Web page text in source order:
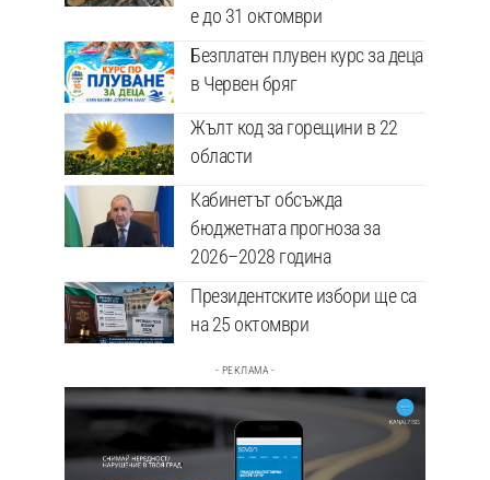
е до 31 октомври
Безплатен плувен курс за деца
в Червен бряг
Жълт код за горещини в 22
области
Кабинетът обсъжда
бюджетната прогноза за
2026–2028 година
Президентските избори ще са
на 25 октомври
- РЕКЛАМА -